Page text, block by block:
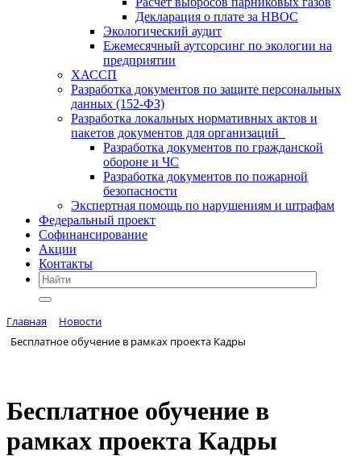
Декларация о плате за НВОС
Экологический аудит
Ежемесячный аутсорсинг по экологии на
предприятии
ХАССП
Разработка документов по защите персональных
данных (152-ФЗ)
Разработка локальных нормативных актов и
пакетов документов для организаций
Разработка документов по гражданской
обороне и ЧС
Разработка документов по пожарной
безопасности
Экспертная помощь по нарушениям и штрафам
Федеральный проект
Софинансирование
Акции
Контакты
Главная
Новости
Бесплатное обучение в рамках проекта Кадры
Бесплатное обучение в
рамках проекта Кадры